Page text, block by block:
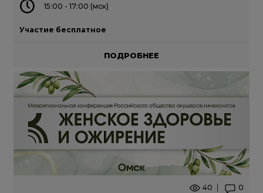
15:00 - 17:00 (мск)
Участие бесплатное
ПОДРОБНЕЕ
40 0